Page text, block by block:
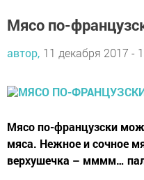
Мясо по-
автор, 11 декабря 2017 -
Мясо по-французски
мяса. Нежное и сочное
верхушечка – мммм…